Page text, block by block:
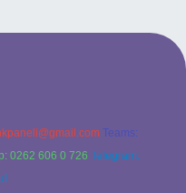
Teams:
0262 606 0 726 Telegram: